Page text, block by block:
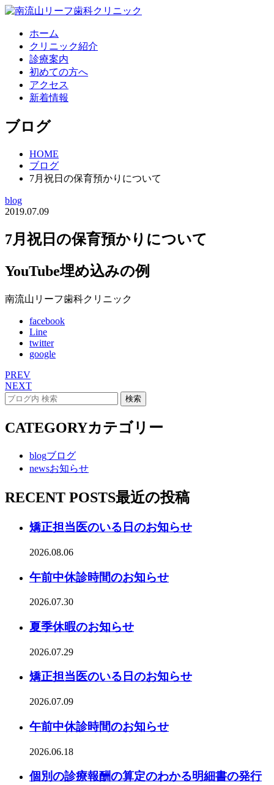
ホーム
クリニック紹介
診療案内
初めての方へ
アクセス
新着情報
ブログ
HOME
ブログ
7月祝日の保育預かりについて
blog
2019.07.09
7月祝日の保育預かりについて
YouTube埋め込みの例
南流山リーフ歯科クリニック
facebook
Line
twitter
google
PREV
NEXT
CATEGORYカテゴリー
blogブログ
newsお知らせ
RECENT POSTS最近の投稿
矯正担当医のいる日のお知らせ
2026.08.06
午前中休診時間のお知らせ
2026.07.30
夏季休暇のお知らせ
2026.07.29
矯正担当医のいる日のお知らせ
2026.07.09
午前中休診時間のお知らせ
2026.06.18
個別の診療報酬の算定のわかる明細書の発行